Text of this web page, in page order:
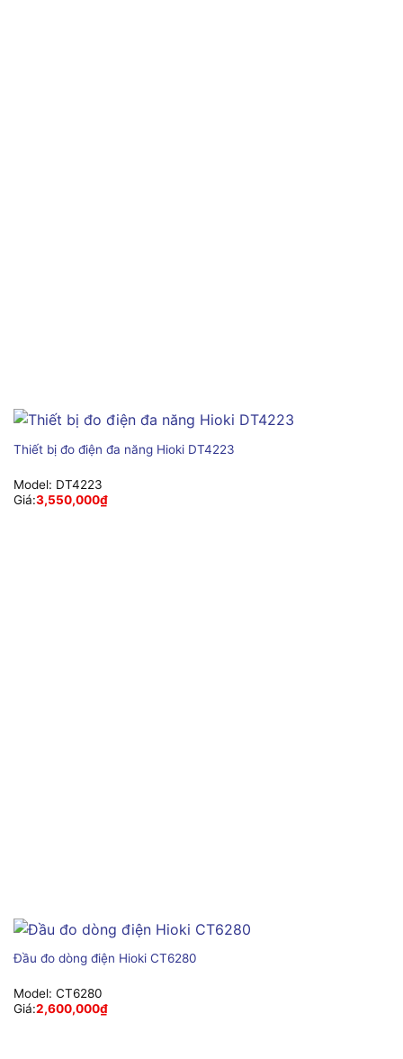
Thiết bị đo điện đa năng Hioki DT4223
Model: DT4223
Giá:3,550,000₫
Đầu đo dòng điện Hioki CT6280
Model: CT6280
Giá:2,600,000₫